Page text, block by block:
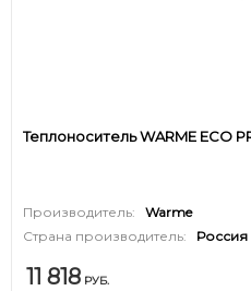
Теплоноситель WARME ECO
Производитель:
Warme
Страна производитель:
Россия
11 818 РУБ.